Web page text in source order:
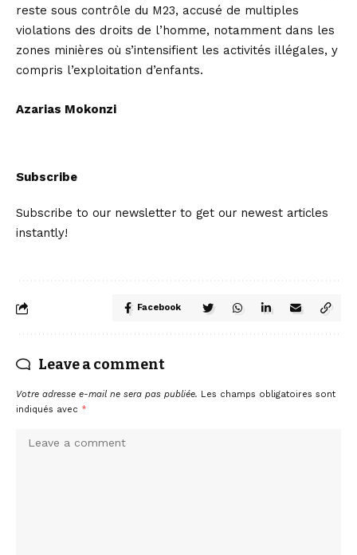
reste sous contrôle du M23, accusé de multiples
violations des droits de l’homme, notamment dans les
zones minières où s’intensifient les activités illégales, y
compris l’exploitation d’enfants.
Azarias Mokonzi
Subscribe
Subscribe to our newsletter to get our newest articles
instantly!
Facebook
Leave a comment
Votre adresse e-mail ne sera pas publiée. Les champs obligatoires sont
indiqués avec *